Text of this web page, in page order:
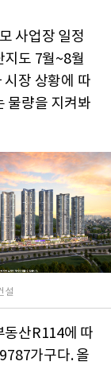
사업장 일정
지도 7월~8월
시장 상황에 따
물량을 지켜봐
설
동산R114에 따
가구다. 올